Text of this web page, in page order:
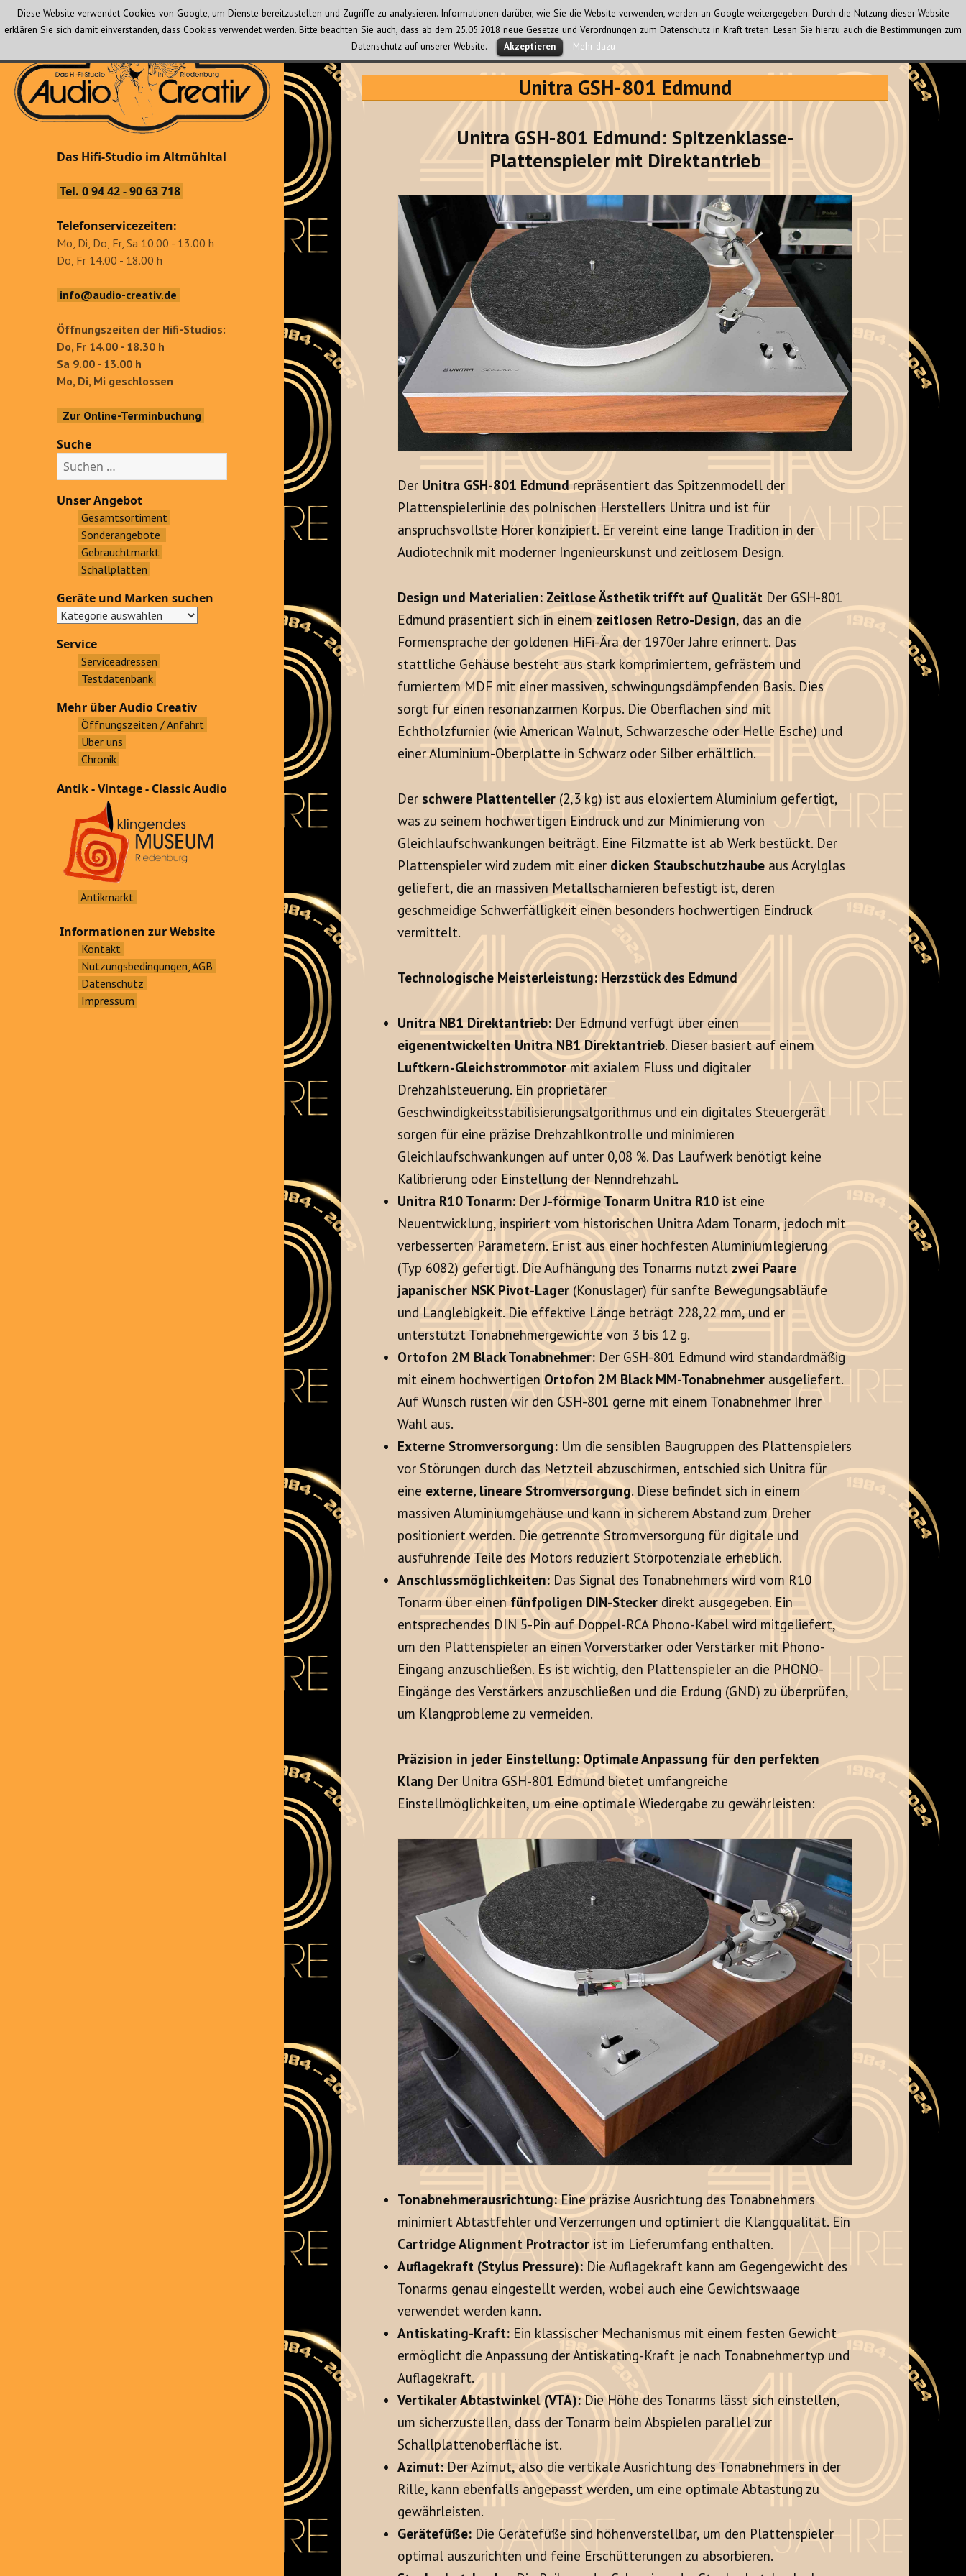
Das Hifi-Studio im Altmühltal
Das Hifi-Studio im Altmühltal
Tel. 0 94 42 - 90 63 718
Telefonservicezeiten:
Mo, Di, Do, Fr, Sa 10.00 - 13.00 h
Do, Fr 14.00 - 18.00 h
info@audio-creativ.de
Öffnungszeiten der Hifi-Studios:
Do, Fr 14.00 - 18.30 h
Sa 9.00 - 13.00 h
Mo, Di, Mi geschlossen
Zur Online-Terminbuchung
Suche
u
c
h
Unser Angebot
Gesamtsortiment
Sonderangebote
Gebrauchtmarkt
Schallplatten
Geräte und Marken suchen
Service
Serviceadressen
Testdatenbank
Mehr über Audio Creativ
Öffnungszeiten / Anfahrt
Über uns
Chronik
Antik - Vintage - Classic Audio
Antikmarkt
Informationen zur Website
Kontakt
Nutzungsbedingungen, AGB
Datenschutz
Impressum
Unitra GSH-801 Edmund
Unitra GSH-801 Edmund: Spitzenklasse-
Plattenspieler mit Direktantrieb
Der Unitra GSH-801 Edmundrepräsentiert das Spitzenmodell der
Plattenspielerlinie des polnischen Herstellers Unitra und ist für
anspruchsvollste Hörer konzipiert. Er vereint eine lange Tradition in der
Audiotechnik mit moderner Ingenieurskunst und zeitlosem Design.
Design und Materialien: Zeitlose Ästhetik trifft auf Qualität Der GSH-801
Edmund präsentiert sich in einemzeitlosen Retro-Design, das an die
Formensprache der goldenen HiFi-Ära der 1970er Jahre erinnert. Das
stattliche Gehäuse besteht aus stark komprimiertem, gefrästem und
furniertem MDF mit einer massiven, schwingungsdämpfenden Basis. Dies
sorgt für einen resonanzarmen Korpus. Die Oberflächen sind mit
Echtholzfurnier (wie American Walnut, Schwarzesche oder Helle Esche) und
einer Aluminium-Oberplatte in Schwarz oder Silber erhältlich.
Der schwere Plattenteller (2,3 kg) ist aus eloxiertem Aluminium gefertigt,
was zu seinem hochwertigen Eindruck und zur Minimierung von
Gleichlaufschwankungen beiträgt. Eine Filzmatte ist ab Werk bestückt. Der
Plattenspieler wird zudem mit einer dicken Staubschutzhaube aus Acrylglas
geliefert, die an massiven Metallscharnieren befestigt ist, deren
geschmeidige Schwerfälligkeit einen besonders hochwertigen Eindruck
vermittelt.
Technologische Meisterleistung: Herzstück des Edmund
Unitra NB1 Direktantrieb: Der Edmund verfügt über einen
eigenentwickelten Unitra NB1 Direktantrieb. Dieser basiert auf einem
Luftkern-Gleichstrommotormit axialem Fluss und digitaler
Drehzahlsteuerung. Ein proprietärer
Geschwindigkeitsstabilisierungsalgorithmus und ein digitales Steuergerät
sorgen für eine präzise Drehzahlkontrolle und minimieren
Gleichlaufschwankungen auf unter 0,08 %. Das Laufwerk benötigt keine
Kalibrierung oder Einstellung der Nenndrehzahl.
Unitra R10 Tonarm: DerJ-förmige Tonarm Unitra R10 ist eine
Neuentwicklung, inspiriert vom historischen Unitra Adam Tonarm, jedoch mit
verbesserten Parametern. Er ist aus einer hochfesten Aluminiumlegierung
(Typ 6082) gefertigt. Die Aufhängung des Tonarms nutzt zwei Paare
japanischer NSK Pivot-Lager (Konuslager) für sanfte Bewegungsabläufe
und Langlebigkeit. Die effektive Länge beträgt 228,22 mm, und er
unterstützt Tonabnehmergewichte von 3 bis 12 g.
Ortofon 2M Black Tonabnehmer: Der GSH-801 Edmund wird standardmäßig
mit einem hochwertigen Ortofon 2M Black MM-Tonabnehmer ausgeliefert.
Auf Wunsch rüsten wir den GSH-801 gerne mit einem Tonabnehmer Ihrer
Wahl aus.
Externe Stromversorgung: Um die sensiblen Baugruppen des Plattenspielers
vor Störungen durch das Netzteil abzuschirmen, entschied sich Unitra für
eine externe, lineare Stromversorgung. Diese befindet sich in einem
massiven Aluminiumgehäuse und kann in sicherem Abstand zum Dreher
positioniert werden. Die getrennte Stromversorgung für digitale und
ausführende Teile des Motors reduziert Störpotenziale erheblich.
Anschlussmöglichkeiten: Das Signal des Tonabnehmers wird vom R10
Tonarm über einen fünfpoligen DIN-Stecker direkt ausgegeben. Ein
entsprechendes DIN 5-Pin auf Doppel-RCA Phono-Kabel wird mitgeliefert,
um den Plattenspieler an einen Vorverstärker oder Verstärker mit Phono-
Eingang anzuschließen. Es ist wichtig, den Plattenspieler an die PHONO-
Eingänge des Verstärkers anzuschließen und die Erdung (GND) zu überprüfen,
um Klangprobleme zu vermeiden.
Präzision in jeder Einstellung: Optimale Anpassung für den perfekten
Klang Der Unitra GSH-801 Edmund bietet umfangreiche
Einstellmöglichkeiten, um eine optimale Wiedergabe zu gewährleisten:
Tonabnehmerausrichtung:Eine präzise Ausrichtung des Tonabnehmers
minimiert Abtastfehler und Verzerrungen und optimiert die Klangqualität. Ein
Cartridge Alignment Protractorist im Lieferumfang enthalten.
Auflagekraft (Stylus Pressure): Die Auflagekraft kann am Gegengewicht des
Tonarms genau eingestellt werden, wobei auch eine Gewichtswaage
verwendet werden kann.
Antiskating-Kraft: Ein klassischer Mechanismus mit einem festen Gewicht
ermöglicht die Anpassung der Antiskating-Kraft je nach Tonabnehmertyp und
Auflagekraft.
Vertikaler Abtastwinkel (VTA):Die Höhe des Tonarms lässt sich einstellen,
um sicherzustellen, dass der Tonarm beim Abspielen parallel zur
Schallplattenoberfläche ist.
Azimut: Der Azimut, also die vertikale Ausrichtung des Tonabnehmers in der
Rille, kann ebenfalls angepasst werden, um eine optimale Abtastung zu
gewährleisten.
Gerätefüße: Die Gerätefüße sind höhenverstellbar, um den Plattenspieler
optimal auszurichten und feine Erschütterungen zu absorbieren.
Diese Website verwendet Cookies von Google, um Dienste bereitzustellen und Zugriffe zu analysieren. Informationen darüber, wie Sie die Website verwenden, werden an Google weitergegeben. Durch die Nutzung dieser Website
erklären Sie sich damit einverstanden, dass Cookies verwendet werden. Bitte beachten Sie auch, dass ab dem 25.05.2018 neue Gesetze und Verordnungen zum Datenschutz in Kraft treten. Lesen Sie hierzu auch die Bestimmungen zum
Datenschutz auf unserer Website.
Akzeptieren Mehr dazu